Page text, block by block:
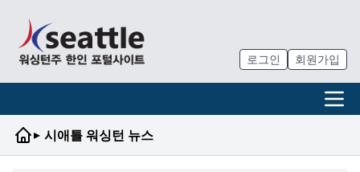
로그인 회원가입
▸ 시애틀 워싱턴 뉴스